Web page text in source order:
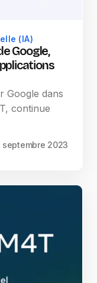
(IA)
Google,
Google dans
continue
septembre 2023